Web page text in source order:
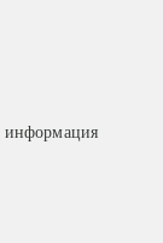
информация